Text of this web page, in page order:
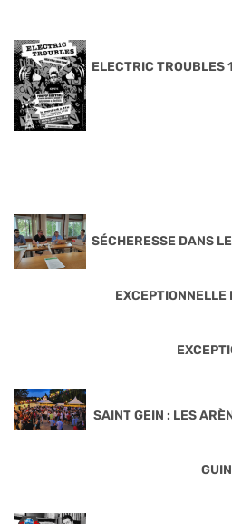
ELECTRIC TROUBLES
SÉCHERESSE DANS
EXCEPTIONNELLE
SAINT GEIN : LES